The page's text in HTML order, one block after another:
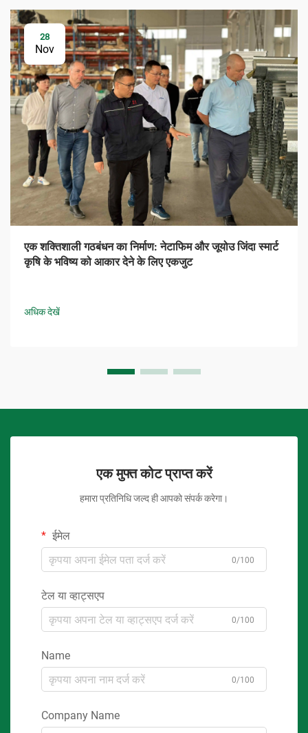
28
Nov
एक शक्तिशाली गठबंधन का निर्माण: नेटाफिम और जूयोउ जिंदा स्मार्ट
कृषि के भविष्य को आकार देने के लिए एकजुट
अधिक देखें
एक मुफ्त कोट प्राप्त करें
हमारा प्रतिनिधि जल्द ही आपको संपर्क करेगा।
ईमेल
0/100
टेल या व्हाट्सएप
0/100
Name
0/100
Company Name